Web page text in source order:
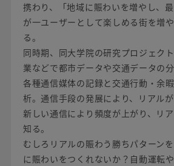
携わり、「地域に賑わいを増やし、
が一ユーザーとして楽しめる街を増
る。
同時期、同大学院の研究プロジェク
業などで都市データや交通データの
各種通信媒体の記録と交通行動・余
析。通信手段の発展により、リアルが
新しい通信により頻度が上がり、リ
知る。
むしろリアルの賑わう勝ちパターン
に賑わいをつくれないか？自動運転